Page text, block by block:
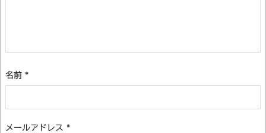
名前 *
メールアドレス *